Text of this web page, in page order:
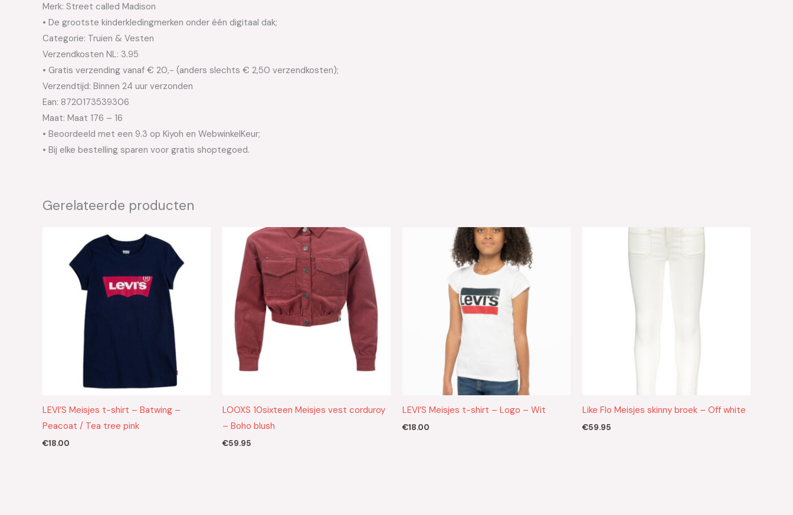
Merk: Street called Madison
• De grootste kinderkledingmerken onder één digitaal dak;
Categorie: Truien & Vesten
Verzendkosten NL: 3.95
• Gratis verzending vanaf € 20,- (anders slechts € 2,50 verzendkosten);
Verzendtijd: Binnen 24 uur verzonden
Ean: 8720173539306
Maat: Maat 176 – 16
• Beoordeeld met een 9.3 op Kiyoh en WebwinkelKeur;
• Bij elke bestelling sparen voor gratis shoptegoed.
Gerelateerde producten
LEVI’S Meisjes t-shirt – Batwing –
Peacoat / Tea tree pink
€18.00
LOOXS 10sixteen Meisjes vest corduroy
– Boho blush
€59.95
LEVI’S Meisjes t-shirt – Logo – Wit
€18.00
Like Flo Meisjes skinny broek – Off white
€59.95